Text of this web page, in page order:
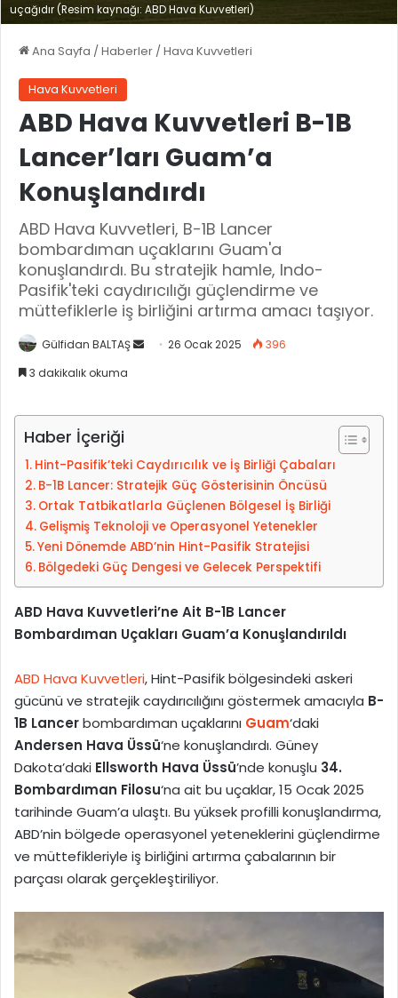
uçağıdır (Resim kaynağı: ABD Hava Kuvvetleri)
Ana Sayfa / Haberler / Hava Kuvvetleri
Hava Kuvvetleri
ABD Hava Kuvvetleri B-1B
Lancer’ları Guam’a
Konuşlandırdı
ABD Hava Kuvvetleri, B-1B Lancer
bombardıman uçaklarını Guam'a
konuşlandırdı. Bu stratejik hamle, Indo-
Pasifik'teki caydırıcılığı güçlendirme ve
müttefiklerle iş birliğini artırma amacı taşıyor.
Gülfidan BALTAŞ
o
s
t
a
d
e
m
e
k
26 Ocak 2025
396
3 dakikalık okuma
Haber İçeriği
Hint-Pasifik’teki Caydırıcılık ve İş Birliği Çabaları
B-1B Lancer: Stratejik Güç Gösterisinin Öncüsü
Ortak Tatbikatlarla Güçlenen Bölgesel İş Birliği
Gelişmiş Teknoloji ve Operasyonel Yetenekler
Yeni Dönemde ABD’nin Hint-Pasifik Stratejisi
Bölgedeki Güç Dengesi ve Gelecek Perspektifi
ABD Hava Kuvvetleri’ne Ait B-1B Lancer
Bombardıman Uçakları Guam’a Konuşlandırıldı
ABD Hava Kuvvetleri, Hint-Pasifik bölgesindeki askeri
gücünü ve stratejik caydırıcılığını göstermek amacıyla B-
1B Lancerbombardıman uçaklarını Guam‘daki
Andersen Hava Üssü‘ne konuşlandırdı. Güney
Dakota’daki Ellsworth Hava Üssü’nde konuşlu 34.
Bombardıman Filosu‘na ait bu uçaklar, 15 Ocak 2025
tarihinde Guam’a ulaştı. Bu yüksek profilli konuşlandırma,
ABD’nin bölgede operasyonel yeteneklerini güçlendirme
ve müttefikleriyle iş birliğini artırma çabalarının bir
parçası olarak gerçekleştiriliyor.